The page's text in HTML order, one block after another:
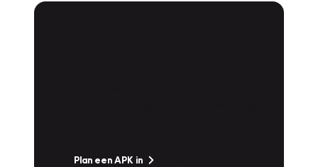
Plan een APK in